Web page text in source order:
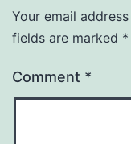
Your email
fields are marked *
Comment *